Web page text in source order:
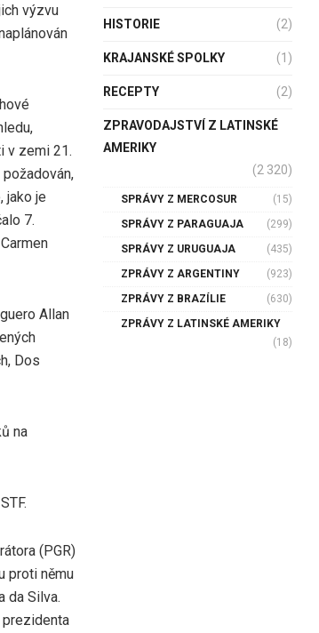
výzvu
v zemi 21.
jako je
7.
Allan
Dos
na
(PGR)
proti němu
da Silva.
prezidenta
HISTORIE (2)
KRAJANSKÉ SPOLKY (1)
RECEPTY (2)
ZPRAVODAJSTVÍ Z LATINSKÉ
AMERIKY
(2 320)
SPRÁVY Z MERCOSUR
(15)
SPRÁVY Z PARAGUAJA
(299)
SPRÁVY Z URUGUAJA
(435)
ZPRÁVY Z ARGENTINY
(923)
ZPRÁVY Z BRAZÍLIE
(630)
ZPRÁVY Z LATINSKÉ AMERIKY
(18)